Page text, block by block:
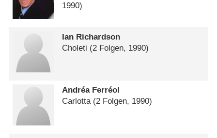
1990)
Ian Richardson
Choleti (2 Folgen, 1990)
Andréa Ferréol
Carlotta(2 Folgen, 1990)